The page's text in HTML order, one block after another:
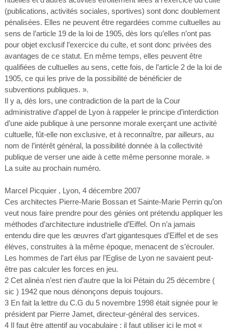
(publications, activités sociales, sportives) sont donc doublement
pénalisées. Elles ne peuvent être regardées comme cultuelles au
sens de l’article 19 de la loi de 1905, dès lors qu’elles n’ont pas
pour objet exclusif l’exercice du culte, et sont donc privées des
avantages de ce statut. En même temps, elles peuvent être
qualifiées de cultuelles au sens, cette fois, de l’article 2 de la loi de
1905, ce qui les prive de la possibilité de bénéficier de
subventions publiques. ».
Il y a, dès lors, une contradiction de la part de la Cour
administrative d’appel de Lyon à rappeler le principe d’interdiction
d’une aide publique à une personne morale exerçant une activité
cultuelle, fût-elle non exclusive, et à reconnaître, par ailleurs, au
nom de l’intérêt général, la possibilité donnée à la collectivité
publique de verser une aide à cette même personne morale. »
La suite au prochain numéro.
Marcel Picquier , Lyon, 4 décembre 2007
Ces architectes Pierre-Marie Bossan et Sainte-Marie Perrin qu’on
veut nous faire prendre pour des génies ont prétendu appliquer les
méthodes d’architecture industrielle d’Eiffel. On n’a jamais
entendu dire que les œuvres d’art gigantesques d’Eiffel et de ses
élèves, construites à la même époque, menacent de s’écrouler.
Les hommes de l’art élus par l’Eglise de Lyon ne savaient peut-
être pas calculer les forces en jeu.
2 Cet alinéa n’est rien d’autre que la loi Pétain du 25 décembre (
sic ) 1942 que nous dénonçons depuis toujours.
3 En fait la lettre du C.G du 5 novembre 1998 était signée pour le
président par Pierre Jamet, directeur-général des services.
4 Il faut être attentif au vocabulaire : il faut utiliser ici le mot «